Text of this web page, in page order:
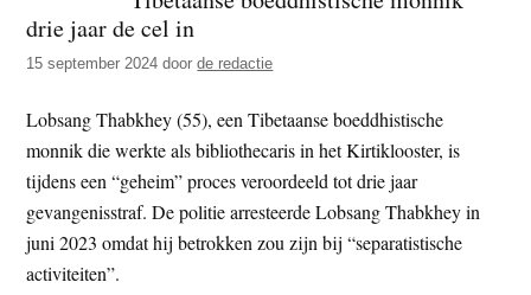
z
e
i
t
e
n
d
z
e
s
i
t
e
drie jaar de cel in
15 september 2024 doorde redactie
Lobsang Thabkhey (55), een Tibetaanse boeddhistische
monnik die werkte als bibliothecaris in het Kirtiklooster, is
tijdens een “geheim” proces veroordeeld tot drie jaar
gevangenisstraf. De politie arresteerde Lobsang Thabkhey in
juni 2023 omdat hij betrokken zou zijn bij “separatistische
activiteiten”.